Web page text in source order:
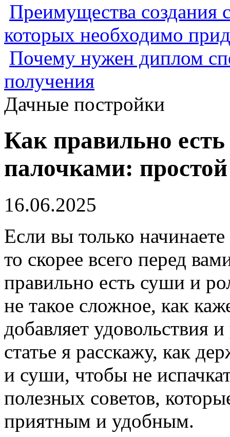
Преимущества создания
которых необходимо
Почему нужен диплом
получения
Дачные постройки
Как правильно
палочками:
16.06.2025
Если вы только
то скорее всего перед
правильно есть суши и
не такое сложное, как
добавляет удовольствия
статье я расскажу, как
и суши, чтобы не
полезных советов,
приятным и удобным.